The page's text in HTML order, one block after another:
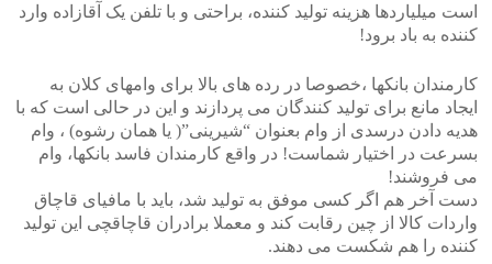
است میلیاردها هزینه تولید کننده، براحتی و با تلفن یک آقازاده وارد
کننده به باد برود!
کارمندان بانکها ،خصوصا در رده های بالا برای وامهای کلان به
ایجاد مانع برای تولید کنندگان می پردازند و این در حالی است که با
هدیه دادن درسدی از وام بعنوان “شیرینی”( یا همان رشوه) ، وام
بسرعت در اختیار شماست! در واقع کارمندان فاسد بانکها، وام
می فروشند!
دست آخر هم اگر کسی موفق به تولید شد، باید با مافیای قاچاق
واردات کالا از چین رقابت کند و معملا برادران قاچاقچی این تولید
کننده را هم شکست می دهند.